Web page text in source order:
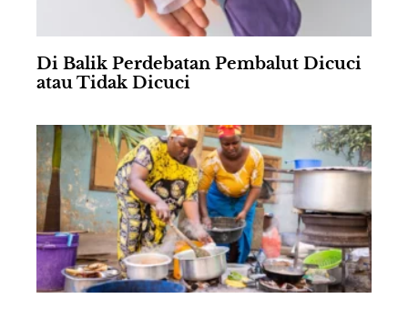
Di Balik Perdebatan Pembalut Dicuci
atau Tidak Dicuci